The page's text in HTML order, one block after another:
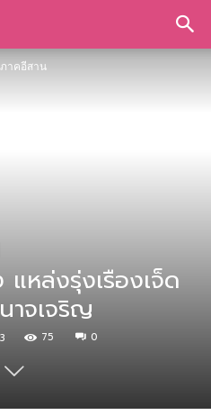
าคอีสาน
หล่งรุ่งเรืองเจ็ด
าจเจริญ
75 0